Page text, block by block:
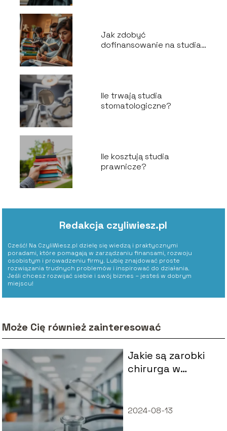
Jak zdobyć
dofinansowanie na studia
Ile trwają studia
stomatologiczne?
Ile kosztują studia
prawnicze?
Redakcja czyliwiesz.pl
Cześć! Na CzyliWiesz.pl dzielę się wiedzą i praktycznymi
poradami, które pomagają w zarządzaniu finansami, rozwoju
osobistym i prowadzeniu firmy. Lubię znajdować proste
rozwiązania trudnych problemów i inspirować do działania.
Jeśli chcesz rozwijać siebie i swój biznes – jesteś w dobrym
miejscu!
Może Cię również zainteresować
Jakie są zarobki
chirurga w
2024-08-13